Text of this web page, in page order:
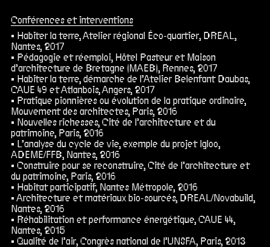
Conférences et interventions
Habiter la terre, Atelier régional Éco-quartier, DREAL,
Nantes, 2017
Pédagogie et réemploi, Hôtel Pasteur et Maison
d’architecture de Bretagne (MAEB), Rennes, 2017
Habiter la terre, démarche de l’Atelier Belenfant Daubas,
CAUE 49 et Atlanbois, Angers, 2017
Pratique pionnières ou évolution de la pratique ordinaire,
Mouvement des architectes, Paris, 2016
Nouvelles richesses, Cité de l’architecture et du
patrimoine, Paris, 2016
L’analyse du cycle de vie, exemple du projet Igloo,
ADEME/FFB, Nantes, 2016
Construire pour se reconstruire, Cité de l’architecture et
du patrimoine, Paris, 2016
Habitat participatif, Nantes Métropole, 2016
Architecture et matériaux bio-sourcés, DREAL/Novabuild,
Nantes, 2016
Réhabilitation et performance énergétique, CAUE 44,
Nantes, 2015
Qualité de l’air, Congrès national de l’UNSFA, Paris, 2013